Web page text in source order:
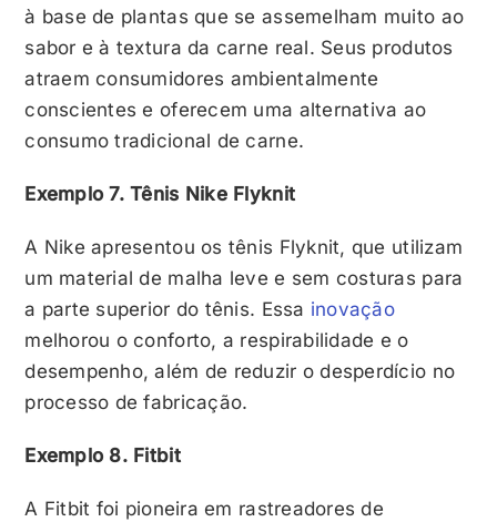
à base de plantas que se assemelham muito ao
sabor e à textura da carne real. Seus produtos
atraem consumidores ambientalmente
conscientes e oferecem uma alternativa ao
consumo tradicional de carne.
Exemplo 7. Tênis Nike Flyknit
A Nike apresentou os tênis Flyknit, que utilizam
um material de malha leve e sem costuras para
a parte superior do tênis. Essa inovação
melhorou o conforto, a respirabilidade e o
desempenho, além de reduzir o desperdício no
processo de fabricação.
Exemplo 8. Fitbit
A Fitbit foi pioneira em rastreadores de